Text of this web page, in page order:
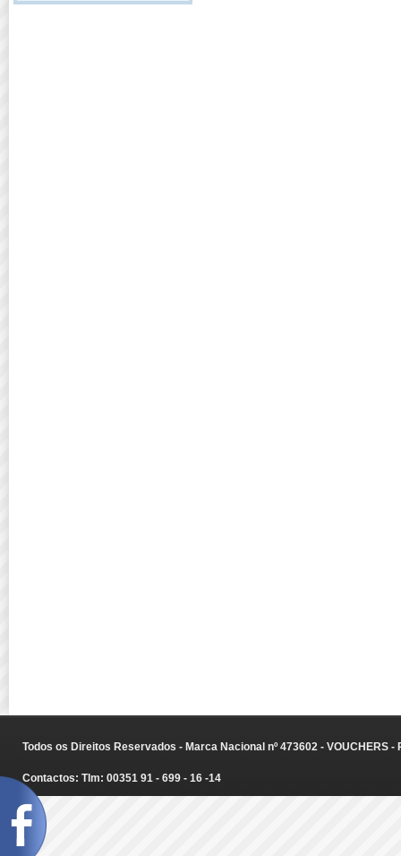
Todos os Direitos Reservados - Marca Nacional nº 473602 - VOUCHERS
Contactos: Tlm: 00351 91 - 699 - 16 -14